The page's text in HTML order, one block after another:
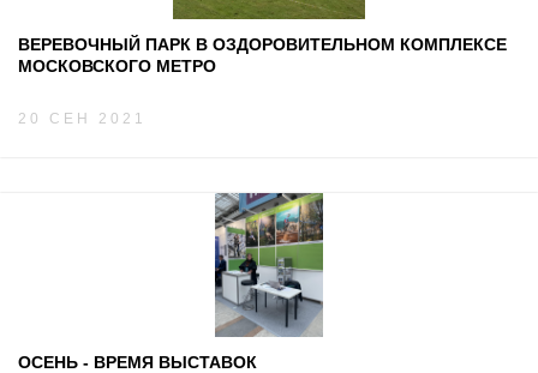
ВЕРЕВОЧНЫЙ ПАРК В ОЗДОРОВИТЕЛЬНОМ КОМПЛЕКСЕ
МОСКОВСКОГО МЕТРО
20 СЕН 2021
ОСЕНЬ - ВРЕМЯ ВЫСТАВОК